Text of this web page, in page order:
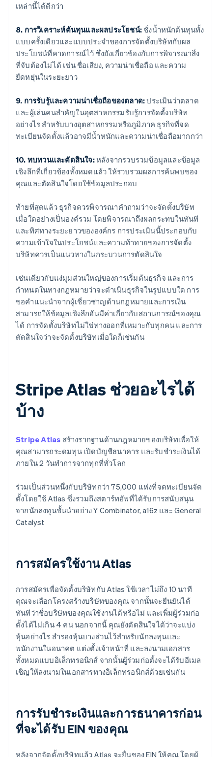
เหล่านี้ได้ดีกว่า
8. การวิเคราะห์ต้นทุนและผลประโยชน์: ชั่งน้ำหนักต้นทุนทั้ง
แบบครั้งเดียวและแบบประจำของการจัดตั้งบริษัทกับผล
ประโยชน์ที่คาดการณ์ไว้ ซึ่งยังเกี่ยวข้องกับการพิจารณาสิ่ง
ที่จับต้องไม่ได้ เช่น ชื่อเสียง, ความน่าเชื่อถือ และความ
ยืดหยุ่นในระยะยาว
9. การรับรู้และความน่าเชื่อถือของตลาด:ประเมินว่าตลาด
และผู้เล่นคนสำคัญในอุตสาหกรรมรับรู้การจัดตั้งบริษัท
อย่างไร สำหรับบางอุตสาหกรรมหรือภูมิภาค ธุรกิจที่จด
ทะเบียนจัดตั้งแล้วอาจมีน้ำหนักและความน่าเชื่อถือมากกว่า
10. ทบทวนและตัดสินใจ:หลังจากรวบรวมข้อมูลและข้อมูล
เชิงลึกที่เกี่ยวข้องทั้งหมดแล้ว ให้รวบรวมผลการค้นพบของ
คุณและตัดสินใจโดยใช้ข้อมูลประกอบ
ท้ายที่สุดแล้ว ธุรกิจควรพิจารณาคำถามว่าจะจัดตั้งบริษัท
เมื่อใดอย่างเป็นองค์รวม โดยพิจารณาถึงผลกระทบในทันที
และทิศทางระยะยาวขององค์กร การประเมินนี้ประกอบกับ
ความเข้าใจในประโยชน์และความท้าทายของการจัดตั้ง
บริษัทควรเป็นแนวทางในกระบวนการตัดสินใจ
เช่นเดียวกับแง่มุมส่วนใหญ่ของการเริ่มต้นธุรกิจ และการ
กำหนดในทางกฎหมายว่าจะดำเนินธุรกิจในรูปแบบใด การ
ขอคำแนะนำจากผู้เชี่ยวชาญด้านกฎหมายและการเงิน
สามารถให้ข้อมูลเชิงลึกอันมีค่าเกี่ยวกับสถานการณ์ของคุณ
ได้ การจัดตั้งบริษัทไม่ใช่ทางออกที่เหมาะกับทุกคน และการ
ตัดสินใจว่าจะจัดตั้งบริษัทเมื่อใดก็เช่นกัน
Stripe Atlas ช่วยอะไรได้
บ้าง
Stripe Atlas สร้างรากฐานด้านกฎหมายของบริษัทเพื่อให้
คุณสามารถระดมทุน เปิดบัญชีธนาคาร และรับชำระเงินได้
ภายใน 2 วันทำการจากทุกที่ทั่วโลก
ร่วมเป็นส่วนหนึ่งกับบริษัทกว่า 75,000 แห่งที่จดทะเบียนจัด
ตั้งโดยใช้ Atlas ซึ่งรวมถึงสตาร์ทอัพที่ได้รับการสนับสนุน
จากนักลงทุนชั้นนำอย่าง Y Combinator, a16z และ General
Catalyst
การสมัครใช้งาน Atlas
การสมัครเพื่อจัดตั้งบริษัทกับ Atlas ใช้เวลาไม่ถึง 10 นาที
คุณจะเลือกโครงสร้างบริษัทของคุณ จากนั้นจะยืนยันได้
ทันทีว่าชื่อบริษัทของคุณใช้งานได้หรือไม่ และเพิ่มผู้ร่วมก่อ
ตั้งได้ไม่เกิน 4 คน นอกจากนี้ คุณยังตัดสินใจได้ว่าจะแบ่ง
หุ้นอย่างไร สำรองหุ้นบางส่วนไว้สำหรับนักลงทุนและ
พนักงานในอนาคต แต่งตั้งเจ้าหน้าที่ และลงนามเอกสาร
ทั้งหมดแบบอิเล็กทรอนิกส์ จากนั้นผู้ร่วมก่อตั้งจะได้รับอีเมล
เชิญให้ลงนามในเอกสารทางอิเล็กทรอนิกส์ด้วยเช่นกัน
การรับชำระเงินและการธนาคารก่อน
ที่จะได้รับ EIN ของคุณ
หลังจากจัดตั้งบริษัทแล้ว Atlas จะยื่นของ EIN ให้คุณ โดยผู้